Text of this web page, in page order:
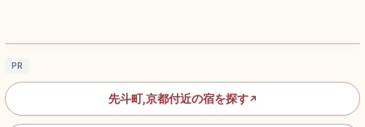
PR
先斗町,京都付近の宿を探す↗